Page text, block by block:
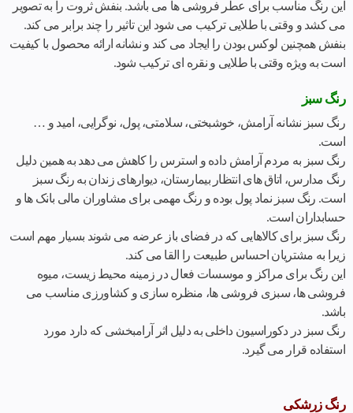
این رنگ مناسب برای عطر فروشی ها می باشد. بنفش ثروت را به تصویر
می کشد و وقتی با طلایی ترکیب می شود این تاثیر را چند برابر می کند.
بنفش همچنین لوکس بودن را ایجاد می کند و نشانه ارائه محصول با کیفیت
است به ویژه وقتی با طلایی و نقره ای ترکیب شود.
رنگ سبز
رنگ سبز نشانه آرامش، خوشبختی، سلامتی، پول، نوگرایی، امید و …
است.
رنگ سبز به مردم آرامش داده و استرس را کاهش می دهد به همین دلیل
رنگ مدارس، اتاق های انتظار بیمارستان، دیوارهای زندان به رنگ سبز
است. رنگ سبز نماد پول بوده و رنگ مهمی برای مشاوران مالی بانک ها و
حسابداران است.
رنگ سبز برای کالاهایی که در فضای باز عرضه می شوند بسیار مهم است
زیرا به مشتریان احساس طبیعت را القا می کند.
این رنگ برای مراکز و موسسات فعال در زمینه محیط زیست، میوه
فروشی ها، سبزی فروشی ها، منظره سازی و کشاورزی مناسب می
باشد.
رنگ سبز در دکوراسیون داخلی به دلیل اثر آرامبخشی که دارد مورد
استفاده قرار می گیرد.
رنگ زرشکی